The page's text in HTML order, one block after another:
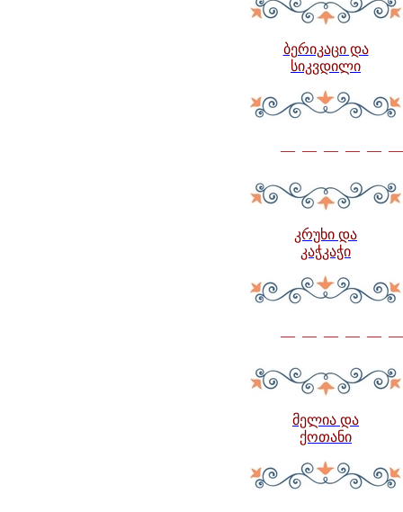
ბერიკაცი და
სიკვდილი
— — — — —
კრუხი და
კაჭკაჭი
— — — — —
მელია და
ქოთანი